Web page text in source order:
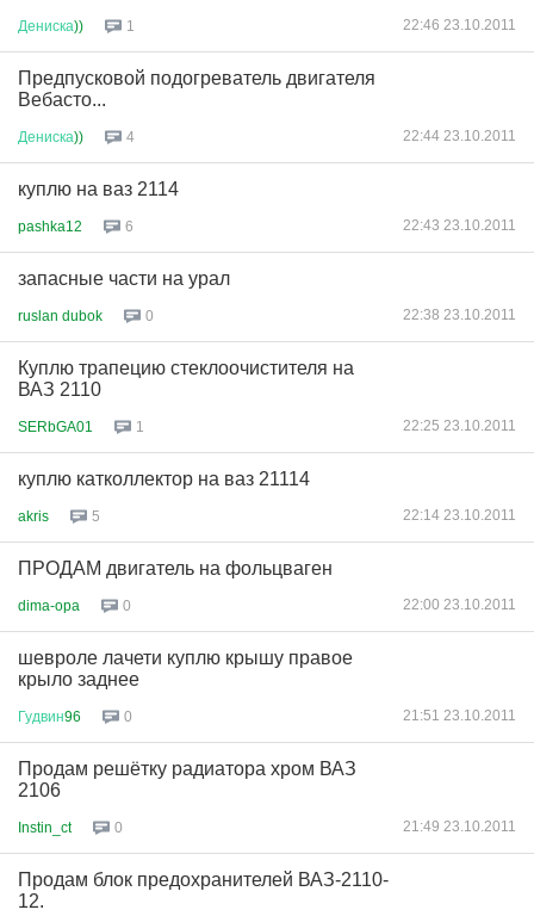
Дениска)) 1 22:46 23.10.2011
Предпусковой подогреватель двигателя
Вебасто...
Дениска)) 4 22:44 23.10.2011
куплю на ваз 2114
pashka12 6 22:43 23.10.2011
запасные части на урал
ruslan dubok 0 22:38 23.10.2011
Куплю трапецию стеклоочистителя на
ВАЗ 2110
SERbGA01 1 22:25 23.10.2011
куплю катколлектор на ваз 21114
akris 5 22:14 23.10.2011
ПРОДАМ двигатель на фольцваген
dima-opa 0 22:00 23.10.2011
шевроле лачети куплю крышу правое
крыло заднее
Гудвин96 0 21:51 23.10.2011
Продам решётку радиатора хром ВАЗ
2106
Instin_ct 0 21:49 23.10.2011
Продам блок предохранителей ВАЗ-2110-
12.